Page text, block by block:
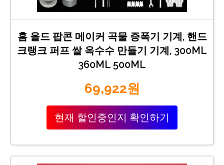
홈 올드 팝콘 메이커 곡물 증폭기 기계, 핸드
크랭크 퍼프 쌀 옥수수 만들기 기계, 300ML
360ML 500ML
69,922원
현재 할인중인지 확인하기